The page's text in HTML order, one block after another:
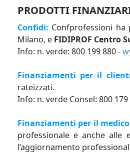
PRODOTTI
Confidi: Confprofessioni
Milano, e FIDIPROF Centro
Info: n. verde: 800 199 880 -
Finanziamenti per il
rateizzati.
Info: n. verde Consel: 800 179
Finanziamenti per il
professionale e anche alle
l’aggiornamento